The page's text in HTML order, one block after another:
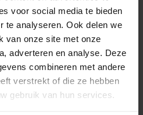
voor social media te bieden
te analyseren. Ook delen we
van onze site met onze
adverteren en analyse. Deze
combineren met andere
verstrekt of die ze hebben
gebruik van hun services.
Sandstrahldesign weiß
Lässt das Tageslicht durch
Sichtschutz bei Tag und Nacht
€15,73